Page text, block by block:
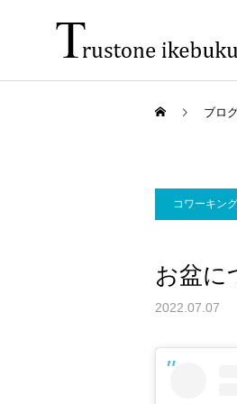
ブロ
コワーキング
お盆に
2022.07.07